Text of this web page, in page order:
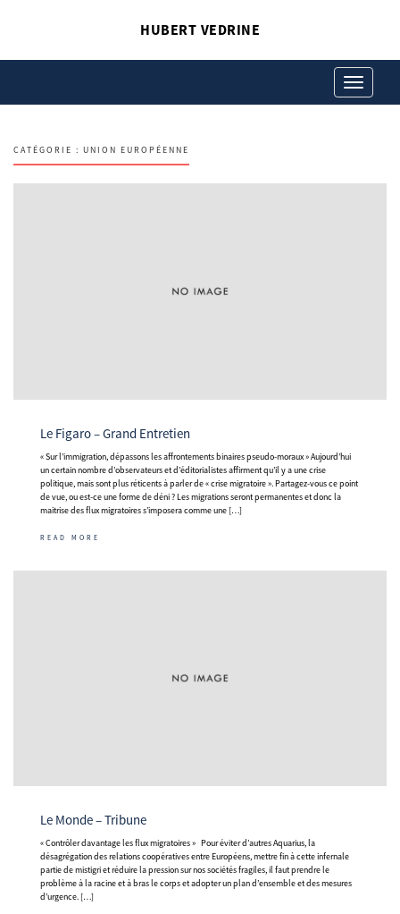
HUBERT VEDRINE
Toggle
navigation
CATÉGORIE : UNION EUROPÉENNE
Le Figaro – Grand Entretien
« Sur l’immigration, dépassons les affrontements binaires pseudo-moraux » Aujourd’hui
un certain nombre d’observateurs et d’éditorialistes affirment qu’il y a une crise
politique, mais sont plus réticents à parler de « crise migratoire ». Partagez-vous ce point
de vue, ou est-ce une forme de déni ? Les migrations seront permanentes et donc la
maitrise des flux migratoires s’imposera comme une […]
READ MORE
Le Monde – Tribune
« Contrôler davantage les flux migratoires » Pour éviter d’autres Aquarius, la
désagrégation des relations coopératives entre Européens, mettre fin à cette infernale
partie de mistigri et réduire la pression sur nos sociétés fragiles, il faut prendre le
problème à la racine et à bras le corps et adopter un plan d’ensemble et des mesures
d’urgence. […]